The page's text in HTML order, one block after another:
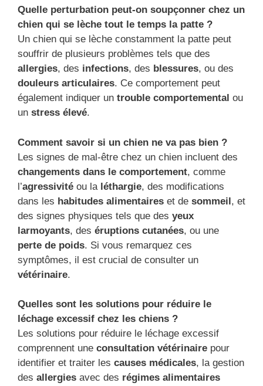
Quelle perturbation peut-on soupçonner chez un
chien qui se lèche tout le temps la patte ?
Un chien qui se lèche constamment la patte peut
souffrir de plusieurs problèmes tels que des
allergies, des infections, des blessures, ou des
douleurs articulaires. Ce comportement peut
également indiquer un trouble comportemental ou
un stress élevé.
Comment savoir si un chien ne va pas bien ?
Les signes de mal-être chez un chien incluent des
changements dans le comportement, comme
l’agressivité ou la léthargie, des modifications
dans les habitudes alimentaires et de sommeil, et
des signes physiques tels que des yeux
larmoyants, des éruptions cutanées, ou une
perte de poids. Si vous remarquez ces
symptômes, il est crucial de consulter un
vétérinaire.
Quelles sont les solutions pour réduire le
léchage excessif chez les chiens ?
Les solutions pour réduire le léchage excessif
comprennent une consultation vétérinaire pour
identifier et traiter les causes médicales, la gestion
des allergies avec des régimes alimentaires